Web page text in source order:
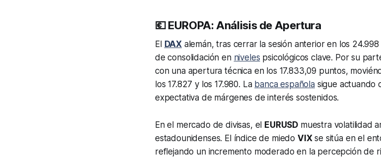
💶 EUROPA: Análisis de Apertura
El DAX alemán, tras cerrar la sesión anterior en los
de consolidación en niveles psicológicos clave. Por su
con una apertura técnica en los 17.833,09 puntos,
los 17.827 y los 17.980. La banca españolasigue actuando
expectativa de márgenes de interés sostenidos.
En el mercado de divisas, el EURUSD muestra volatilidad
estadounidenses. El índice de miedo VIXse sitúa en el
reflejando un incremento moderado en la percepción de